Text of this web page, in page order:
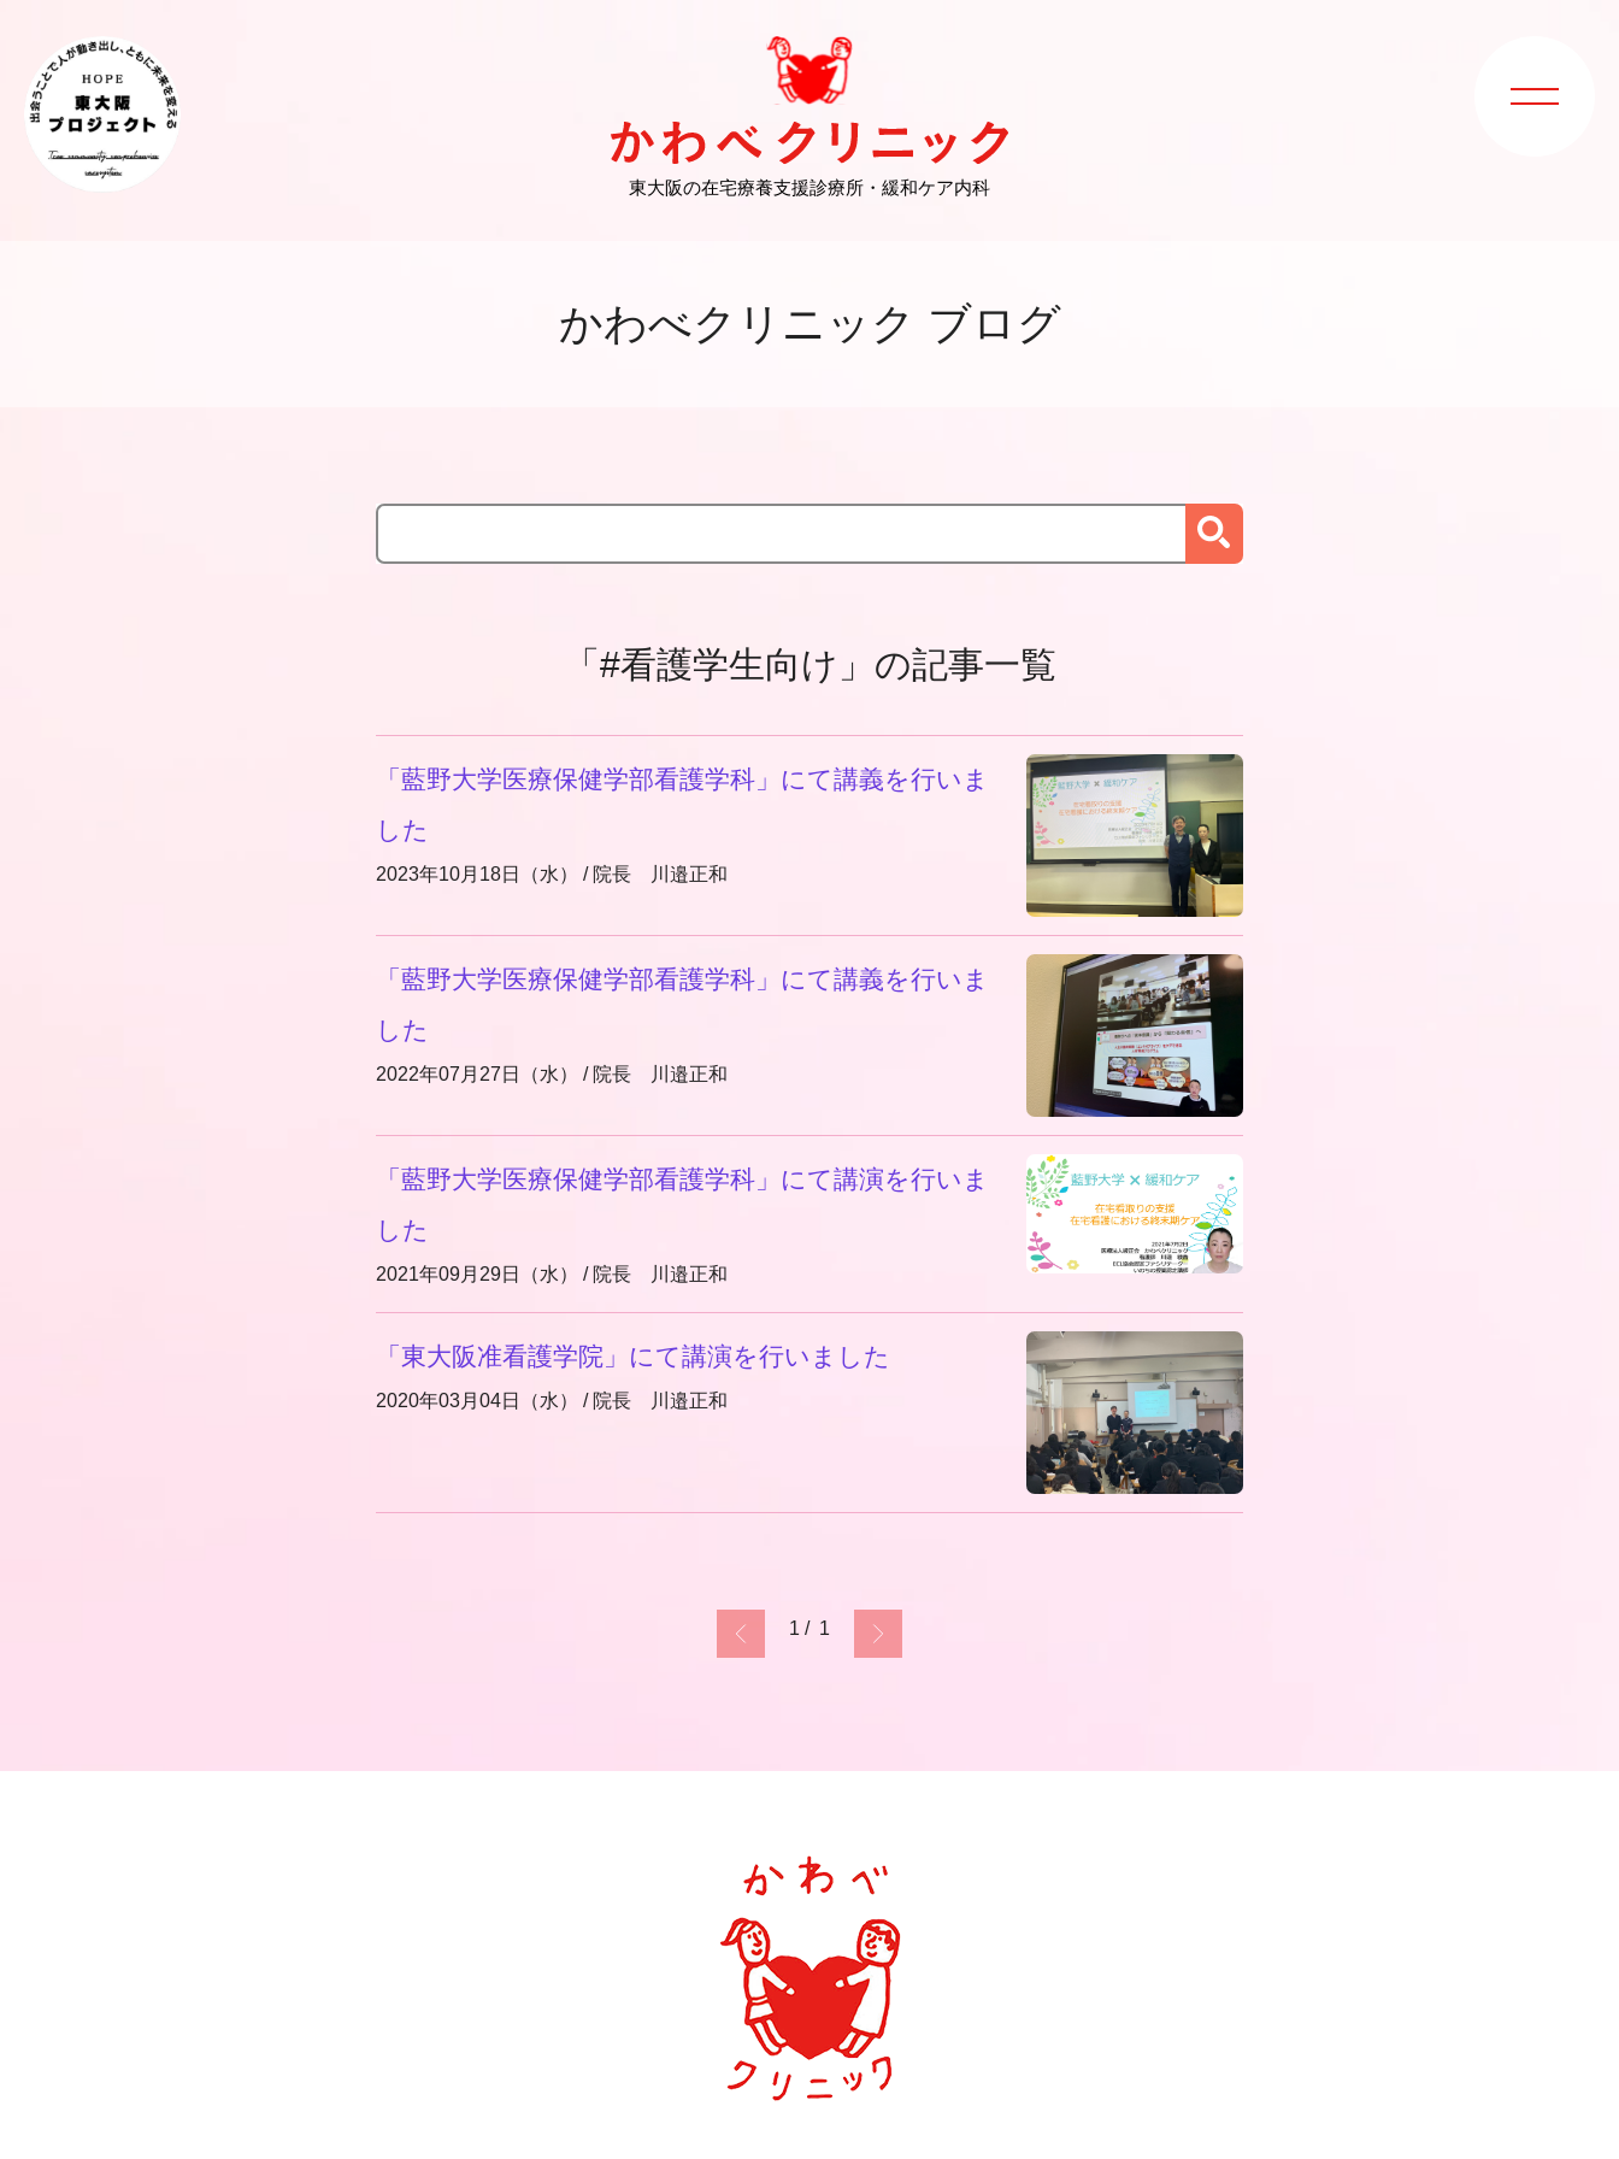
かわべクリニック ブログ
「#看護学生向け」の記事一覧
「藍野大学医療保健学部看護学科」にて講義を行いま
した
2023年10月18日（水） / 院長 川邉正和
「藍野大学医療保健学部看護学科」にて講義を行いま
した
2022年07月27日（水） / 院長 川邉正和
「藍野大学医療保健学部看護学科」にて講演を行いま
した
2021年09月29日（水） / 院長 川邉正和
「東大阪准看護学院」にて講演を行いました
2020年03月04日（水） / 院長 川邉正和
1 / 1